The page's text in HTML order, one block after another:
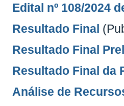
Edital nº 108/2024
Resultado Final
Resultado Final
Resultado Final da
Análise de